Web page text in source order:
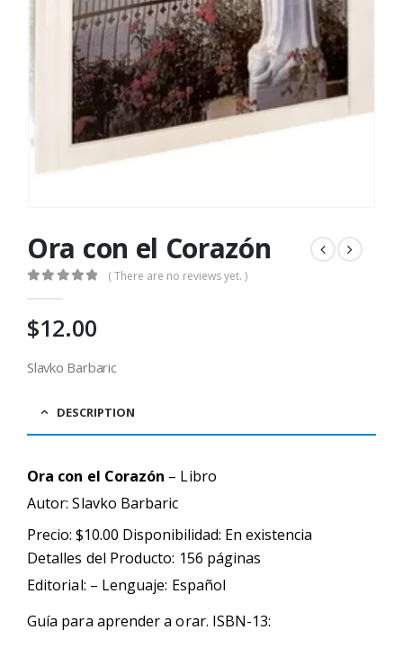
Ora con el Corazón
( There are no reviews yet. )
$12.00
Slavko Barbaric
DESCRIPTION
Ora con el Corazón – Libro
Autor: Slavko Barbaric
Precio: $10.00 Disponibilidad: En existencia
Detalles del Producto: 156 páginas
Editorial: – Lenguaje: Español
Guía para aprender a orar. ISBN-13: